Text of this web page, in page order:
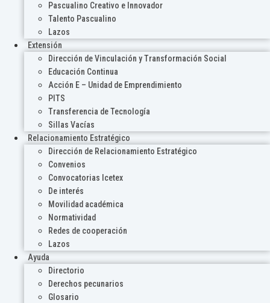
Pascualino Creativo e Innovador
Talento Pascualino
Lazos
Extensión
Dirección de Vinculación y Transformación Social
Educación Continua
Acción E – Unidad de Emprendimiento
PITS
Transferencia de Tecnología
Sillas Vacías
Relacionamiento Estratégico
Dirección de Relacionamiento Estratégico
Convenios
Convocatorias Icetex
De interés
Movilidad académica
Normatividad
Redes de cooperación
Lazos
Ayuda
Directorio
Derechos pecunarios
Glosario